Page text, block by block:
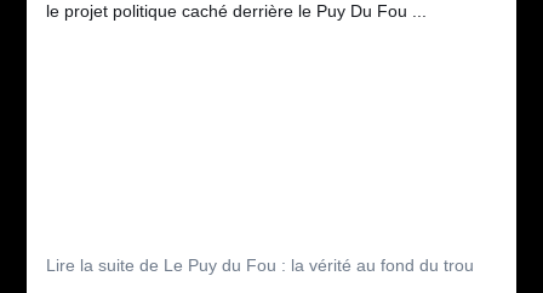
le projet politique caché derrière le Puy Du Fou ...
Lire la suite de Le Puy du Fou : la vérité au fond du trou